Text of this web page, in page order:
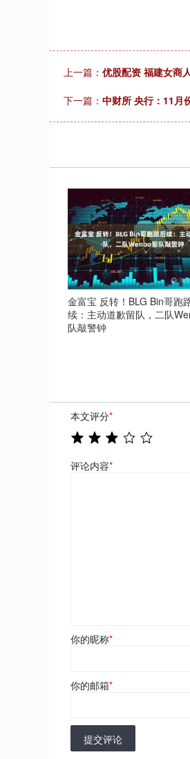
上一篇： 优股配资 福建女商
下一篇： 中财所 央行：11月
金富宝 反转！BLG Bin哥跑
续：主动道歉留队，二队
队敲警钟
本文评分*
评论内容*
你的昵称*
你的邮箱*
提交评论